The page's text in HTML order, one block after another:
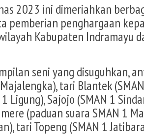
2023 ini dimeriahkan
pemberian penghargaan
Kabupaten Indramayu
seni yang disuguhkan,
tari Blantek
Ligung), Sajojo (SMAN 1
(paduan suara SMAN 1
tari Topeng (SMAN 1